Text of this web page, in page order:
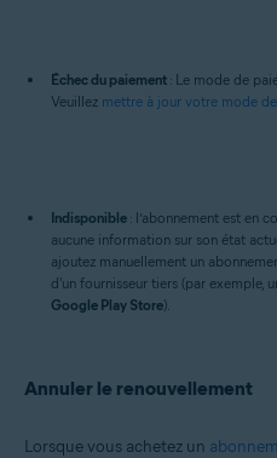
Échec du paiement : Le mode de
Veuillez mettre à jour votre mode
Indisponible : l’abonnement est en
aucune information sur son état
ajoutez manuellement un
d'un fournisseur tiers (par exemple,
Google Play Store).
Annuler le renouvellement
Lorsque vous achetez un